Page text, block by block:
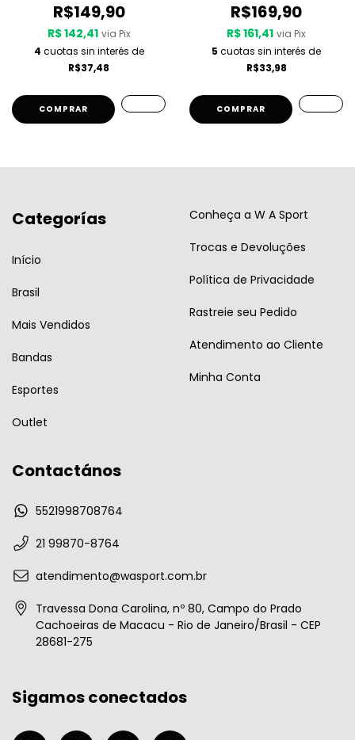
R$149,90
R$ 142,41 via Pix
4 cuotas sin interés de
R$37,48
COMPRAR
R$169,90
R$ 161,41 via Pix
5 cuotas sin interés de
R$33,98
COMPRAR
Categorías
Início
Brasil
Mais Vendidos
Bandas
Esportes
Outlet
Conheça a W A Sport
Trocas e Devoluções
Política de Privacidade
Rastreie seu Pedido
Atendimento ao Cliente
Minha Conta
Contactános
5521998708764
21 99870-8764
atendimento@wasport.com.br
Travessa Dona Carolina, nº 80, Campo do Prado
Cachoeiras de Macacu - Rio de Janeiro/Brasil - CEP
28681-275
Sigamos conectados